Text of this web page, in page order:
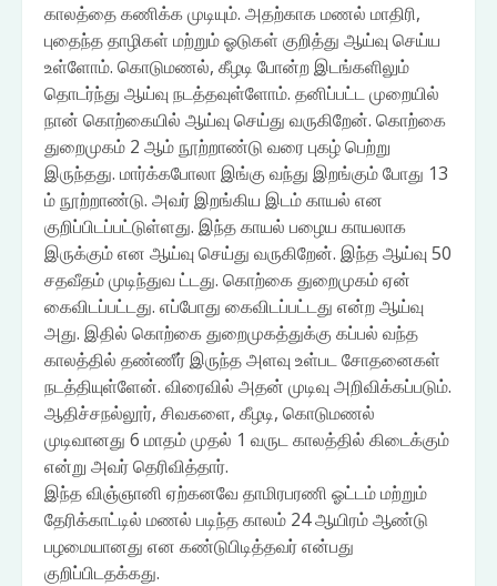
காலத்தை கணிக்க முடியும். அதற்காக மணல் மாதிரி,
புதைந்த தாழிகள் மற்றும் ஓடுகள் குறித்து ஆய்வு செய்ய
உள்ளோம். கொடுமணல், கீழடி போன்ற இடங்களிலும்
தொடர்ந்து ஆய்வு நடத்தவுள்ளோம். தனிப்பட்ட முறையில்
நான் கொற்கையில் ஆய்வு செய்து வருகிறேன். கொற்கை
துறைமுகம் 2 ஆம் நூற்றாண்டு வரை புகழ் பெற்று
இருந்தது. மார்க்கபோலா இங்கு வந்து இறங்கும் போது 13
ம் நூற்றாண்டு. அவர் இறங்கிய இடம் காயல் என
குறிப்பிடப்பட்டுள்ளது. இந்த காயல் பழைய காயலாக
இருக்கும் என ஆய்வு செய்து வருகிறேன். இந்த ஆய்வு 50
சதவீதம் முடிந்துவ ட்டது. கொற்கை துறைமுகம் ஏன்
கைவிடப்பட்டது. எப்போது கைவிடப்பட்டது என்ற ஆய்வு
அது. இதில் கொற்கை துறைமுகத்துக்கு கப்பல் வந்த
காலத்தில் தண்ணீர் இருந்த அளவு உள்பட சோதனைகள்
நடத்தியுள்ளேன். விரைவில் அதன் முடிவு அறிவிக்கப்படும்.
ஆதிச்சநல்லூர், சிவகளை, கீழடி, கொடுமணல்
முடிவானது 6 மாதம் முதல் 1 வருட காலத்தில் கிடைக்கும்
என்று அவர் தெரிவித்தார்.
இந்த விஞ்ஞானி ஏற்கனவே தாமிரபரணி ஓட்டம் மற்றும்
தேரிக்காட்டில் மணல் படிந்த காலம் 24 ஆயிரம் ஆண்டு
பழமையானது என கண்டுபிடித்தவர் என்பது
குறிப்பிடதக்கது.